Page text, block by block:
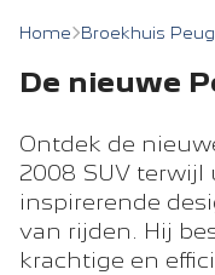
Home Broekhuis
De nieuwe
Ontdek de
2008 SUV terwijl
inspirerende
van rijden. Hij
krachtige en